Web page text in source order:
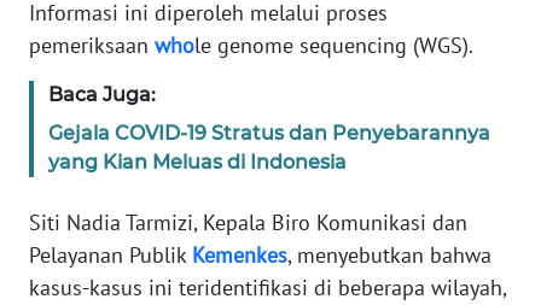
Informasi ini diperoleh melalui proses
pemeriksaan whole genome sequencing (WGS).
Baca Juga:
Gejala COVID-19 Stratus dan Penyebarannya
yang Kian Meluas di Indonesia
Siti Nadia Tarmizi, Kepala Biro Komunikasi dan
Pelayanan Publik Kemenkes, menyebutkan bahwa
kasus-kasus ini teridentifikasi di beberapa wilayah,
IKLAN
TENTANG
PEDOMAN
SIBER
REDAKSI